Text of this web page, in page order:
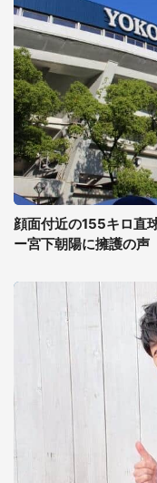
顔面付近の155キロ直
ー宮下朝陽に擁護の声